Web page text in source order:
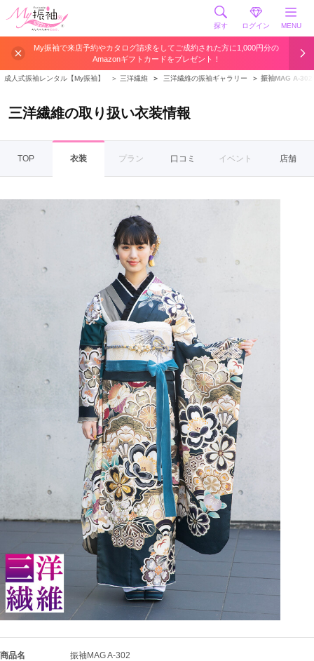
探す ログイン MENU
My振袖で来店予約やカタログ請求をしてご成約された方に1,000円分の
Amazonギフトカードをプレゼント！
成人式振袖レンタル【My振袖】 ＞ 三洋繊維 ＞ 三洋繊維の振袖ギャラリー ＞ 振袖MAG A-302
三洋繊維の取り扱い衣装情報
TOP 衣装 プラン 口コミ イベント 店舗
商品名 振袖MAG A-302